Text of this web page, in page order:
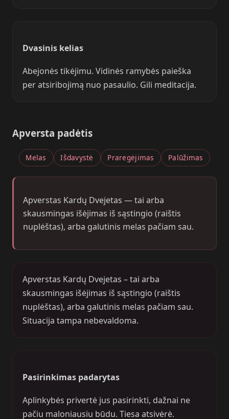
Dvasinis kelias
Abejonės tikėjimu. Vidinės ramybės paieška
per atsiribojimą nuo pasaulio. Gili meditacija.
Apversta padėtis
Melas Išdavystė Praregėjimas Palūžimas
Apverstas Kardų Dvejetas — tai arba
skausmingas išėjimas iš sąstingio (raištis
nuplėštas), arba galutinis melas pačiam sau.
Apverstas Kardų Dvejetas – tai arba
skausmingas išėjimas iš sąstingio (raištis
nuplėštas), arba galutinis melas pačiam sau.
Situacija tampa nebevaldoma.
Pasirinkimas padarytas
Aplinkybės privertė jus pasirinkti, dažnai ne
pačiu maloniausiu būdu. Tiesa atsivėrė.